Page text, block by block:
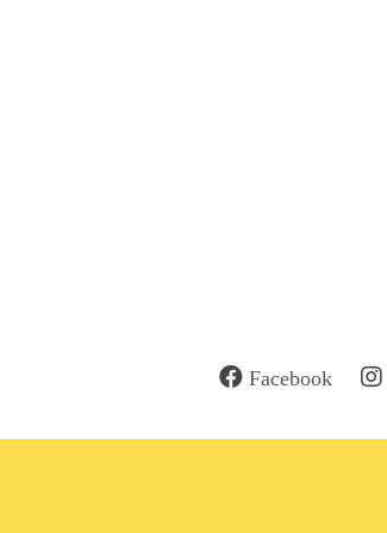
Facebook